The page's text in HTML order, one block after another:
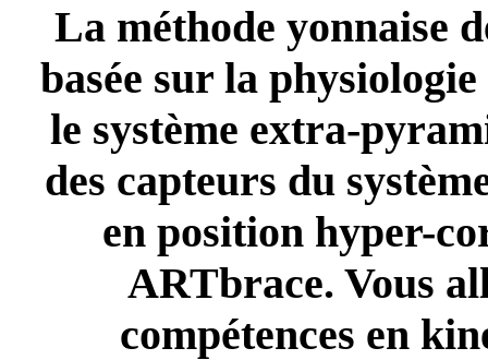
La méthode yonnaise
basée sur la
le système extra-
des capteurs du
en position hyper-
ARTbrace. Vous
compétences en